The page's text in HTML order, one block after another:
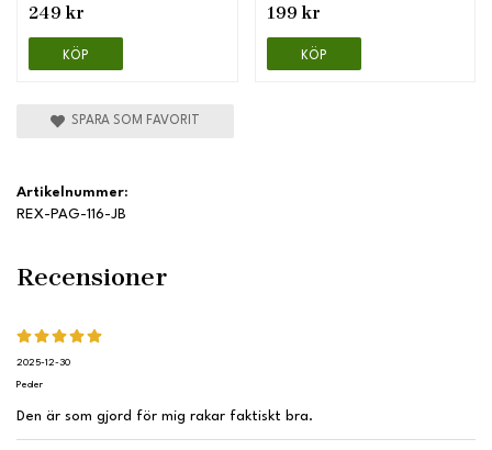
249 kr
KÖP
199 kr
KÖP
SPARA SOM FAVORIT
Artikelnummer:
REX-PAG-116-JB
Recensioner
2025-12-30
Peder
Den är som gjord för mig rakar faktiskt bra.